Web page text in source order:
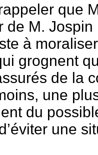
que
de M.
à
grognent
de la
une
du
une